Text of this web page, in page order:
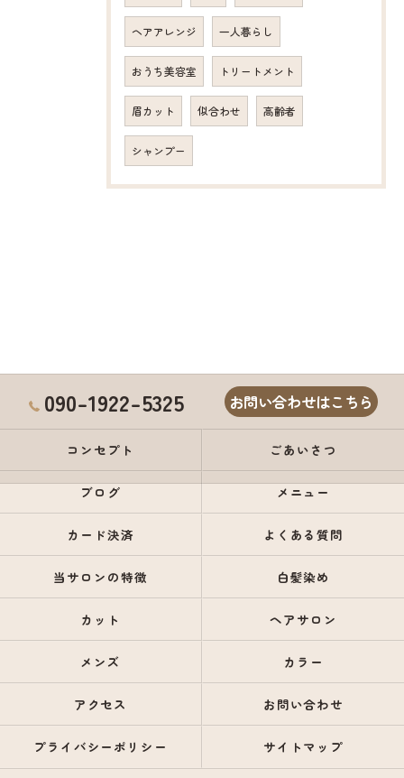
ヘアアレンジ 一人暮らし
おうち美容室 トリートメント
眉カット 似合わせ 高齢者
シャンプー
090-1922-5325 お問い合わせはこちら
コンセプト ごあいさつ
ブログ メニュー
カード決済 よくある質問
当サロンの特徴 白髪染め
カット ヘアサロン
メンズ カラー
アクセス お問い合わせ
プライバシーポリシー サイトマップ